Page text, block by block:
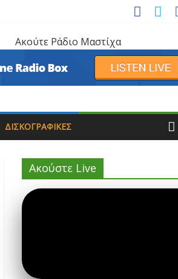
Ακούτε Ράδιο Μαστίχα
ΔΙΣΚΟΓΡΑΦΙΚΈΣ
Ακούστε Live